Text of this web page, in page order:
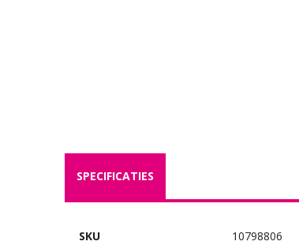
SPECIFICATIES
SKU 10798806